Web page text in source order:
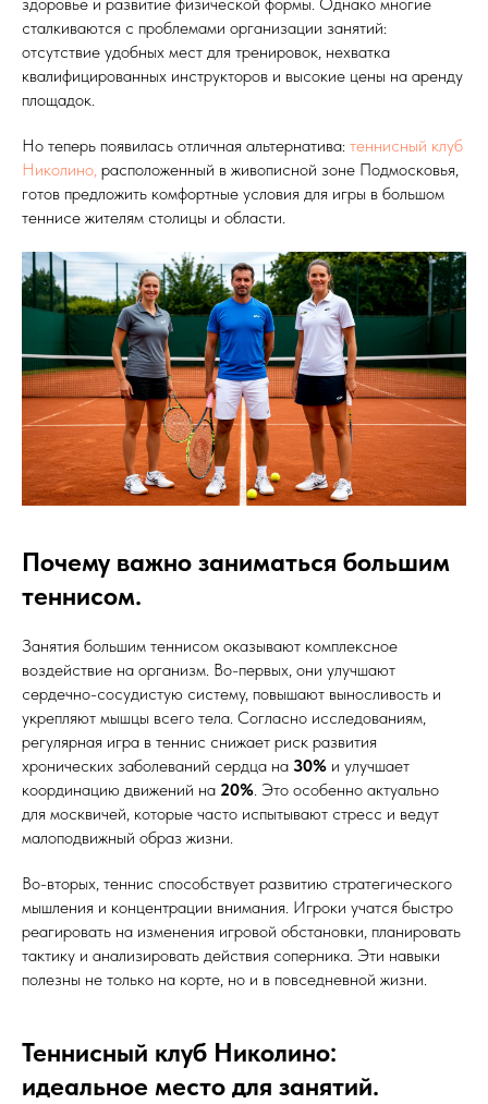
сталкиваются с проблемами организации занятий:
отсутствие удобных мест для тренировок, нехватка
квалифицированных инструкторов и высокие цены на аренду
площадок.
Но теперь появилась отличная альтернатива: теннисный клуб
Николино, расположенный в живописной зоне Подмосковья,
готов предложить комфортные условия для игры в большом
теннисе жителям столицы и области.
Почему важно заниматься большим
теннисом.
Занятия большим теннисом оказывают комплексное
воздействие на организм. Во-первых, они улучшают
сердечно-сосудистую систему, повышают выносливость и
укрепляют мышцы всего тела. Согласно исследованиям,
регулярная игра в теннис снижает риск развития
хронических заболеваний сердца на 30% и улучшает
координацию движений на 20%. Это особенно актуально
для москвичей, которые часто испытывают стресс и ведут
малоподвижный образ жизни.
Во-вторых, теннис способствует развитию стратегического
мышления и концентрации внимания. Игроки учатся быстро
реагировать на изменения игровой обстановки, планировать
тактику и анализировать действия соперника. Эти навыки
полезны не только на корте, но и в повседневной жизни.
Теннисный клуб Николино:
идеальное место для занятий.